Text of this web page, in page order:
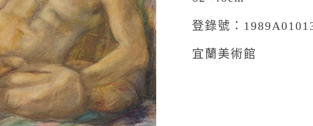
登錄號：
宜蘭美術館